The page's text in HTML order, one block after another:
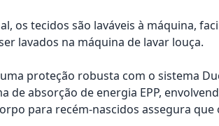
os tecidos são laváveis à máquina,
lavados na máquina de lavar louça.
uma proteção robusta com o sistema
de absorção de energia EPP,
para recém-nascidos assegura